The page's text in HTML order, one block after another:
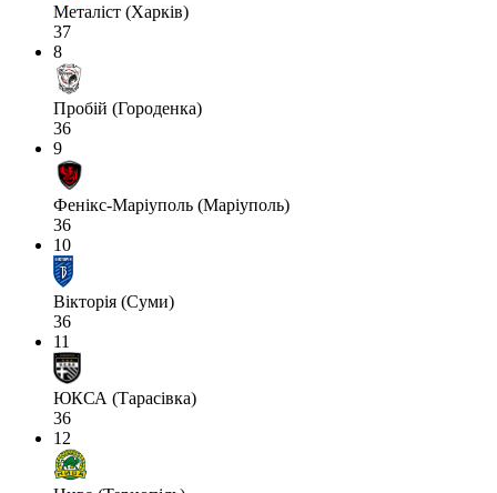
Металіст (Харків)
37
8
Пробій (Городенка)
36
9
Фенікс-Маріуполь (Маріуполь)
36
10
Вікторія (Суми)
36
11
ЮКСА (Тарасівка)
36
12